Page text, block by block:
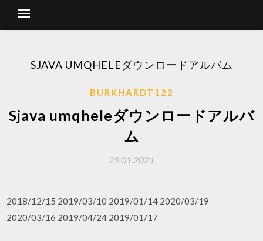
SJAVA UMQHELEダウンロードアルバム
BURKHARDT122
Sjava umqheleダウンロードアルバ
ム
29.01.2021
2018/12/15 2019/03/10 2019/01/14 2020/03/19
2020/03/16 2019/04/24 2019/01/17